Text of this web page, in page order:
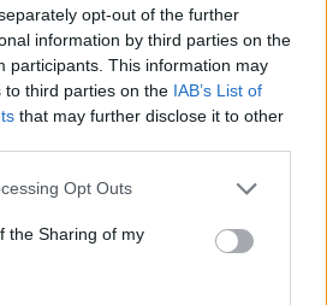
opt-out of the further
information by third parties on the
participants. This information may
to third parties on the IAB’s List of
that may further disclose it to other
Opt Outs
the Sharing of my
το 40ήμερο μνημόσυνο
Γιαννουσά - Τσιούκα